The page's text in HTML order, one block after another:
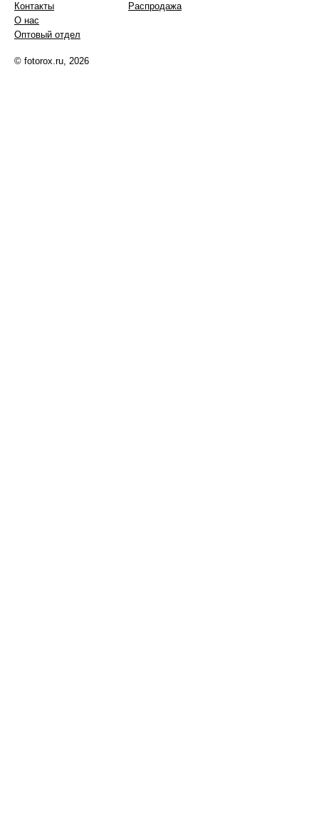
Контакты
О нас
Оптовый отдел
Распродажа
© fotorox.ru, 2026